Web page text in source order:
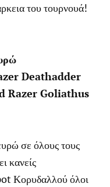
του τουρνουά!
Deathadder
Razer Goliathus
σε όλους τους
κανείς
Κορυδαλλού όλοι